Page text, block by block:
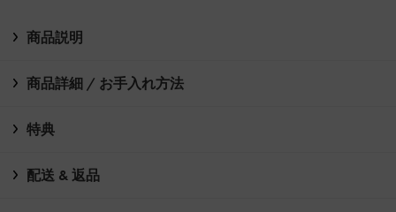
商品説明
商品詳細 / お手入れ方法
特典
配送 & 返品